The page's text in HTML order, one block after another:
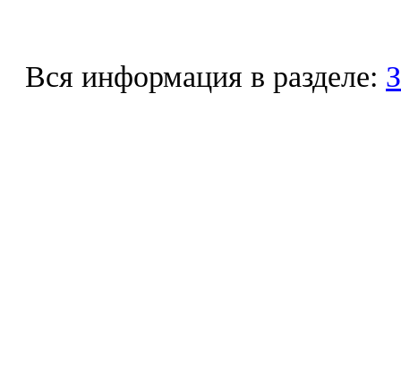
Вся информация в разделе: